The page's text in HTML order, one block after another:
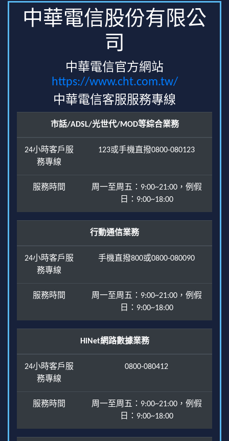
中華電信股份有限公
司
中華電信官方網站
https://www.cht.com.tw/
中華電信客服服務專線
市話/ADSL/光世代/MOD等綜合業務
24小時客戶服
務專線
123或手機直撥0800-080123
服務時間
周一至周五：9:00~21:00，例假
日：9:00~18:00
行動通信業務
24小時客戶服
務專線
手機直撥800或0800-080090
服務時間
周一至周五：9:00~21:00，例假
日：9:00~18:00
HiNet網路數據業務
24小時客戶服
務專線
0800-080412
服務時間
周一至周五：9:00~21:00，例假
日：9:00~18:00